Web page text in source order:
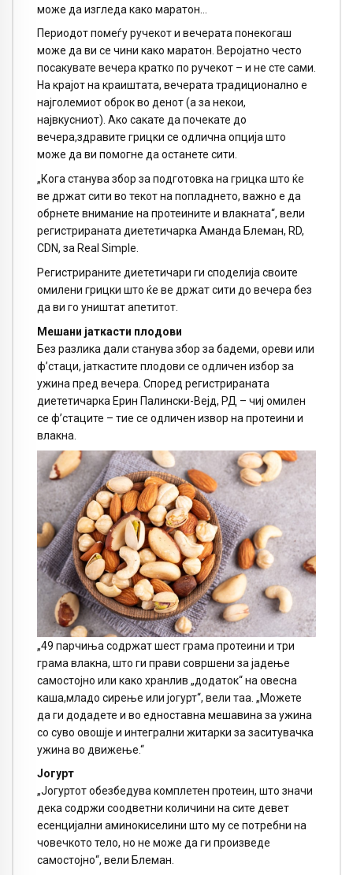
може да изгледа како маратон…
Периодот помеѓу ручекот и вечерата понекогаш
може да ви се чини како маратон. Веројатно често
посакувате вечера кратко по ручекот – и не сте сами.
На крајот на краиштата, вечерата традиционално е
најголемиот оброк во денот (а за некои,
највкусниот). Ако сакате да почекате до
вечера,здравите грицки се одлична опција што
може да ви помогне да останете сити.
„Кога станува збор за подготовка на грицка што ќе
ве држат сити во текот на попладнето, важно е да
обрнете внимание на протеините и влакната“, вели
регистрираната диететичарка Аманда Блеман, RD,
CDN, за Real Simple.
Регистрираните диететичари ги споделија своите
омилени грицки што ќе ве држат сити до вечера без
да ви го уништат апетитот.
Мешани јаткасти плодови
Без разлика дали станува збор за бадеми, ореви или
ф’стаци, јаткастите плодови се одличен избор за
ужина пред вечера. Според регистрираната
диететичарка Ерин Палински-Вејд, РД – чиј омилен
се ф’стаците – тие се одличен извор на протеини и
влакна.
„49 парчиња содржат шест грама протеини и три
грама влакна, што ги прави совршени за јадење
самостојно или како хранлив „додаток“ на овесна
каша,младо сирење или јогурт“, вели таа. „Можете
да ги додадете и во едноставна мешавина за ужина
со суво овошје и интегрални житарки за заситувачка
ужина во движење.“
Јогурт
„Јогуртот обезбедува комплетен протеин, што значи
дека содржи соодветни количини на сите девет
есенцијални аминокиселини што му се потребни на
човечкото тело, но не може да ги произведе
самостојно“, вели Блеман.